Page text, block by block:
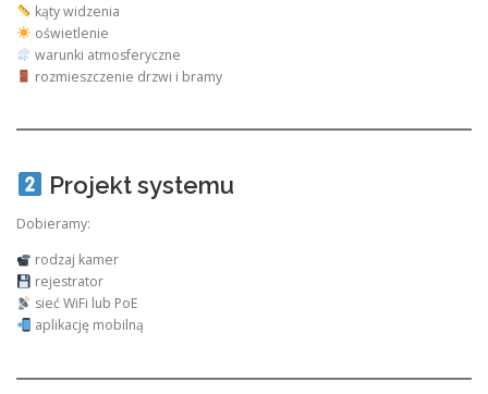
kąty widzenia
oświetlenie
warunki atmosferyczne
rozmieszczenie drzwi i bramy
Projekt systemu
Dobieramy:
rodzaj kamer
rejestrator
sieć WiFi lub PoE
aplikację mobilną